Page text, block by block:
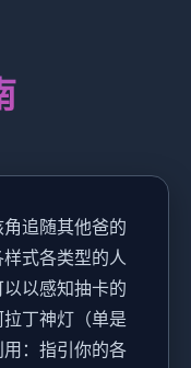
追随其他爸的
式各类型的人
以感知抽卡的
丁神灯（单是
：指引你的各